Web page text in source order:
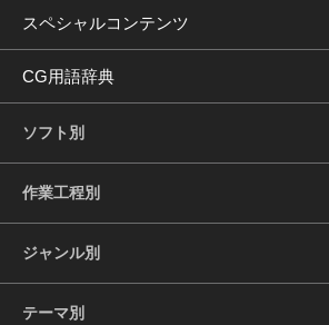
スペシャルコンテンツ
CG用語辞典
ソフト別
作業工程別
ジャンル別
テーマ別